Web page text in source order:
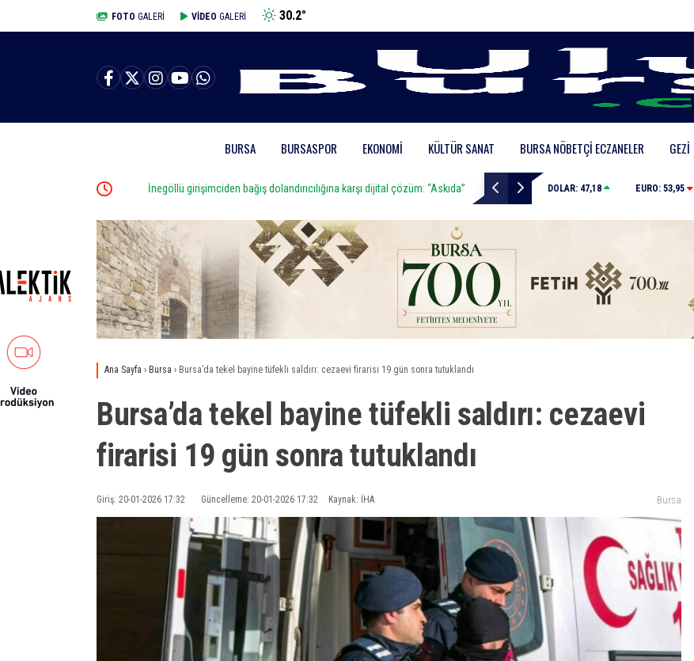
FOTO GALERİ VİDEO GALERİ 30.2°
BURSA BURSASPOR EKONOMI KÜLTÜR SANAT BURSA NÖBETÇI ECZANELER GEZI
İnegöllü girişimciden bağış dolandırıcılığına karşı dijital çözüm: “Askıda” Yağmur suyu giderine sıkışan kediyi itfaiye kurtardı
DOLAR: 47,18 EURO: 53,95
Ana Sayfa › Bursa › Bursa’da tekel bayine tüfekli saldırı: cezaevi firarisi 19 gün sonra tutuklandı
Bursa’da tekel bayine tüfekli saldırı: cezaevi
firarisi 19 gün sonra tutuklandı
Giriş: 20-01-2026 17:32 Güncelleme: 20-01-2026 17:32 Kaynak: İHA Bursa